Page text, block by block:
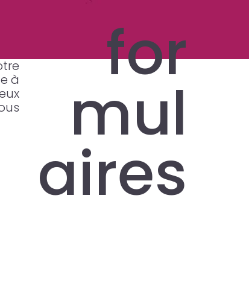
for
mul
aires
à